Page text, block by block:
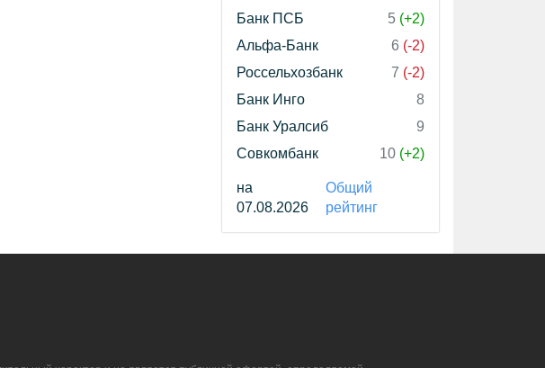
Банк ПСБ
5 (+2)
Альфа-Банк
6 (-2)
Россельхозбанк
7 (-2)
Банк Инго
8
Банк Уралсиб
9
Совкомбанк
10 (+2)
на
07.08.2026
Общий
рейтинг